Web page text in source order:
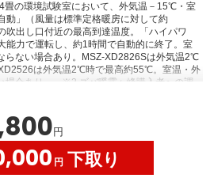
畳の環境試験室において、外気温－15℃・室
」（風量は標準定格暖房に対して約
吹出し口付近の最高到達温度。「ハイパワ
能力で運転し、約1時間で自動的に終了。室
らない場合あり。MSZ-XD2826Sは外気温2℃
は外気温2℃時で最高約55℃。室温・外
合あり。
※2 ズバ暖霧ヶ峰購入者への調
人1,571人。調査対象者数＝1,684人。調査期
。
Ｗ。MSZ-R2225：2.8kＷ。
ることができません。人の動き・状態、室内
知できないことがあります。
、正確に室温を測定できず、「冷房」運転を
高温みまもり」は、高温時の体への影響を防ぐ
円
円 下取り